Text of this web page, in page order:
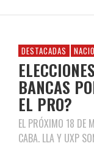
DESTACADAS
BANCAS
EL PRO?
EL PRÓXIMO 18 DE
CABA. LLA Y UXP